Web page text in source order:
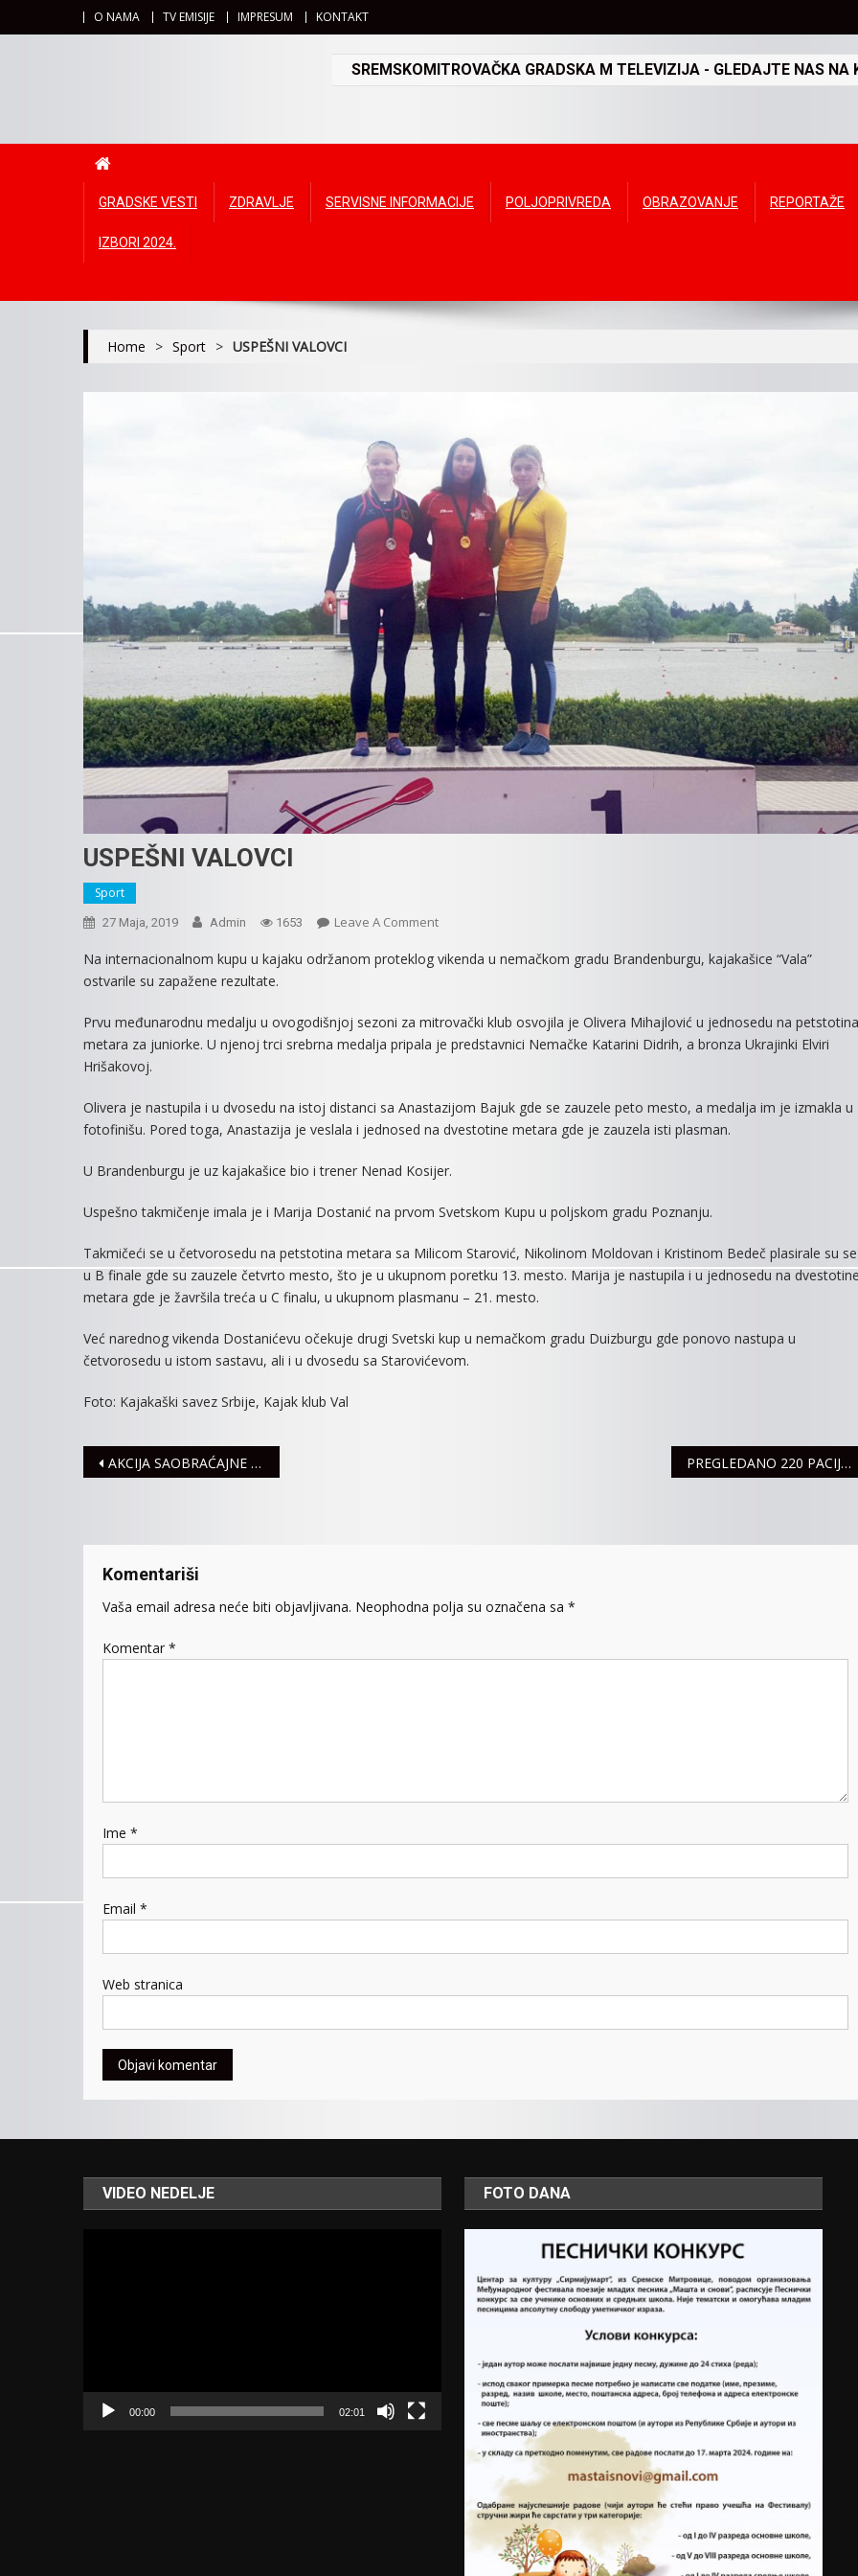
O NAMA TV EMISIJE IMPRESUM KONTAKT
SREMSKOMITROVAČKA GRADSKA M TELEVIZIJA - GLEDAJTE NAS
GRADSKE VESTI ZDRAVLJE SERVISNE INFORMACIJE POLJOPRIVREDA OBRAZOVANJE REPORTAŽE
IZBORI 2024.
Home > Sport > USPEŠNI VALOVCI
USPEŠNI VALOVCI
Sport
27 Maja, 2019 Admin 1653 Leave A CommentOn
VALOVCI
Na internacionalnom kupu u kajaku održanom proteklog vikenda u nemačkom gradu Brandenburgu, kajakašice “Vala”
ostvarile su zapažene rezultate.
Prvu međunarodnu medalju u ovogodišnjoj sezoni za mitrovački klub osvojila je Olivera Mihajlović u jednosedu na petstotina
metara za juniorke. U njenoj trci srebrna medalja pripala je predstavnici Nemačke Katarini Didrih, a bronza Ukrajinki Elviri
Hrišakovoj.
Olivera je nastupila i u dvosedu na istoj distanci sa Anastazijom Bajuk gde se zauzele peto mesto, a medalja im je izmakla u
fotofinišu. Pored toga, Anastazija je veslala i jednosed na dvestotine metara gde je zauzela isti plasman.
U Brandenburgu je uz kajakašice bio i trener Nenad Kosijer.
Uspešno takmičenje imala je i Marija Dostanić na prvom Svetskom Kupu u poljskom gradu Poznanju.
Takmičeći se u četvorosedu na petstotina metara sa Milicom Starović, Nikolinom Moldovan i Kristinom Bedeč plasirale su se
u B finale gde su zauzele četvrto mesto, što je u ukupnom poretku 13. mesto. Marija je nastupila i u jednosedu na
metara gde je žavršila treća u C finalu, u ukupnom plasmanu – 21. mesto.
Već narednog vikenda Dostanićevu očekuje drugi Svetski kup u nemačkom gradu Duizburgu gde ponovo nastupa u
četvorosedu u istom sastavu, ali i u dvosedu sa Starovićevom.
Foto: Kajakaški savez Srbije, Kajak klub Val
Navigacija
AKCIJA SAOBRAĆAJNE POLICIJE PREGLEDANO 220 PACIJENATA U AKCIJI PREVENTIVNIH PREGLEDA
Komentariši
Vaša email adresa neće biti objavljivana. Neophodna polja su označena sa *
Komentar *
Ime *
Email *
Web stranica
VIDEO NEDELJE
00:00 02:01
FOTO DANA